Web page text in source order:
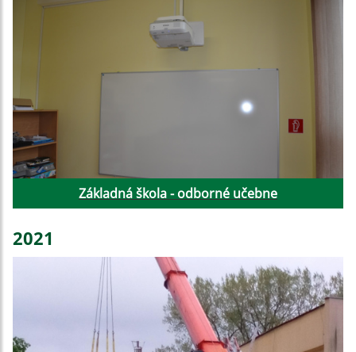
Základná škola - odborné učebne
2021